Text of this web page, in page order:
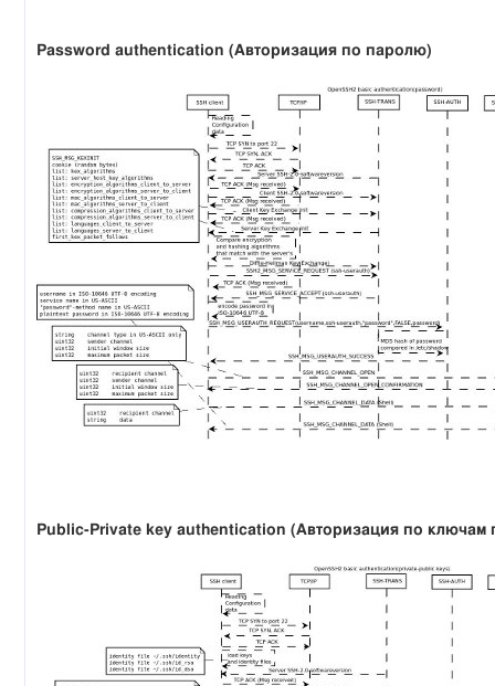
Password authentication (Авторизация по паролю)
Public-Private key authentication (Авторизация по